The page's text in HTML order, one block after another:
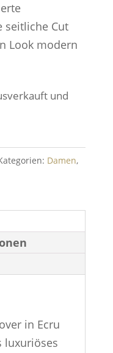
seitliche Cut
Look modern
und
Damen,
in Ecru
luxuriöses